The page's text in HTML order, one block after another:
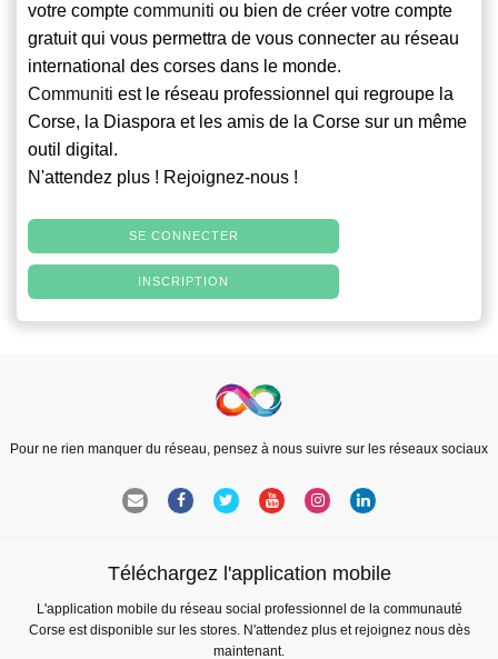
votre compte communiti ou bien de créer votre compte
gratuit qui vous permettra de vous connecter au réseau
international des corses dans le monde.
Communiti est le réseau professionnel qui regroupe la
Corse, la Diaspora et les amis de la Corse sur un même
outil digital.
N'attendez plus ! Rejoignez-nous !
SE CONNECTER
INSCRIPTION
Pour ne rien manquer du réseau, pensez à nous suivre sur les réseaux sociaux
Téléchargez l'application mobile
L'application mobile du réseau social professionnel de la communauté
Corse est disponible sur les stores. N'attendez plus et rejoignez nous dès
maintenant.